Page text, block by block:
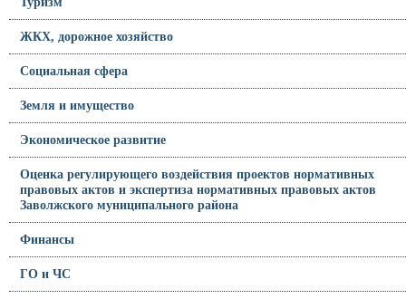
ЖКХ, дорожное хозяйство
Социальная сфера
Земля и имущество
Экономическое развитие
Оценка регулирующего воздействия проектов нормативных
правовых актов и экспертиза нормативных правовых актов
Заволжского муниципального района
Финансы
ГО и ЧС